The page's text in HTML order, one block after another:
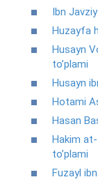
Ibn
Huzayfa
Husayn
to’plami
Husayn
Hotami
Hasan
Hakim
to’plami
Fuzayl